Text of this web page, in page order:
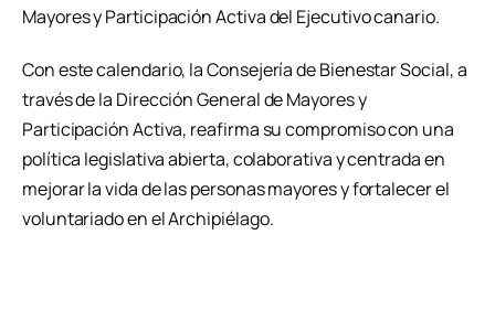
Mayores y Participación Activa del Ejecutivo canario.
Con este calendario, la Consejería de Bienestar Social, a
través de la Dirección General de Mayores y
Participación Activa, reafirma su compromiso con una
política legislativa abierta, colaborativa y centrada en
mejorar la vida de las personas mayores y fortalecer el
voluntariado en el Archipiélago.